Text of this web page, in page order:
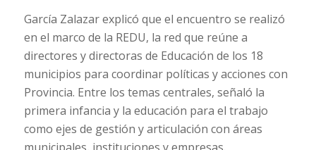
García Zalazar explicó que el encuentro se realizó
en el marco de la REDU, la red que reúne a
directores y directoras de Educación de los 18
municipios para coordinar políticas y acciones con
Provincia. Entre los temas centrales, señaló la
primera infancia y la educación para el trabajo
como ejes de gestión y articulación con áreas